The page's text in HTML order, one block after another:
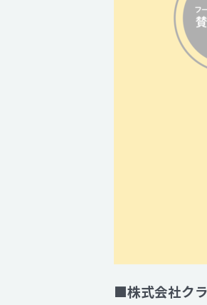
■株式会社ク